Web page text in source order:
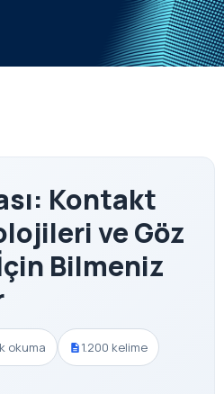
Kontakt
ve Göz
Bilmeniz
okuma 1.200 kelime